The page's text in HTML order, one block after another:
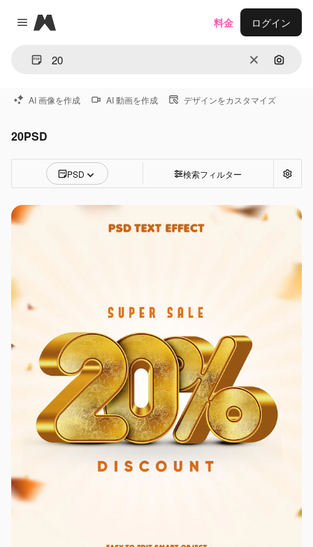
Close menu
Magnific
消去 画像で
料金 ログイン
AI 画像を作成 AI 動画を作成 デザインをカスタマイズ
20PSD
PSD 検索フィルター